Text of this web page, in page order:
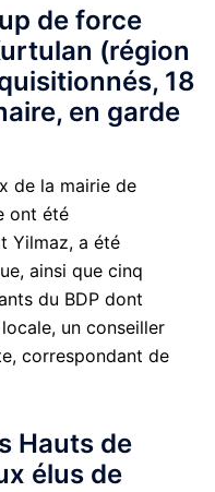
de force
(région
18
en garde
de la mairie de
ont été
Yilmaz, a été
ainsi que cinq
du BDP dont
un conseiller
correspondant de
Hauts de
élus de